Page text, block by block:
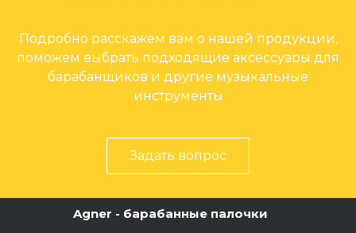
Подробно расскажем вам о нашей продукции,
поможем выбрать подходящие аксессуары для
барабанщиков и другие музыкальные
инструменты
Задать вопрос
Agner - барабанные палочки